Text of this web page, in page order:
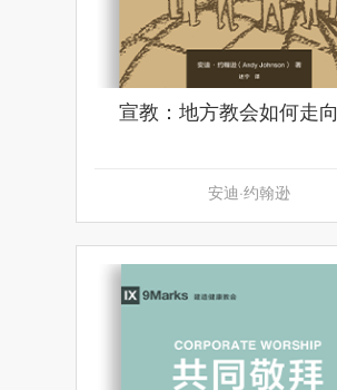
宣教：地方教会如何走
安迪·约翰逊